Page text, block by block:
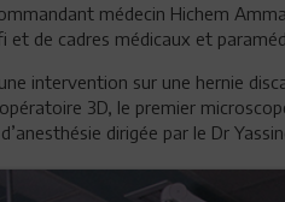
médecin Hichem
et de cadres médicaux et
intervention sur une hernie
3D, le premier
dirigée par le Dr